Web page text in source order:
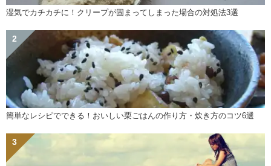
湿気でカチカチに！クリープが固まってしまった場合の対処法3選
簡単なレシピでできる！おいしい栗ごはんの作り方・炊き方のコツ6選